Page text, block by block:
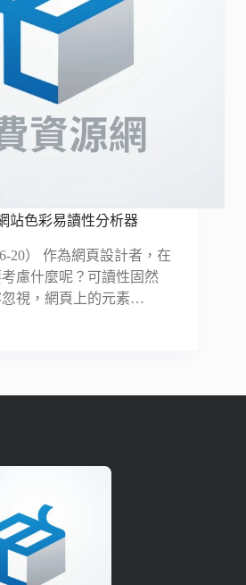
站色彩易讀性分析器
20） 作為網頁設計者，在
慮什麼呢？可讀性固然
視，網頁上的元素…